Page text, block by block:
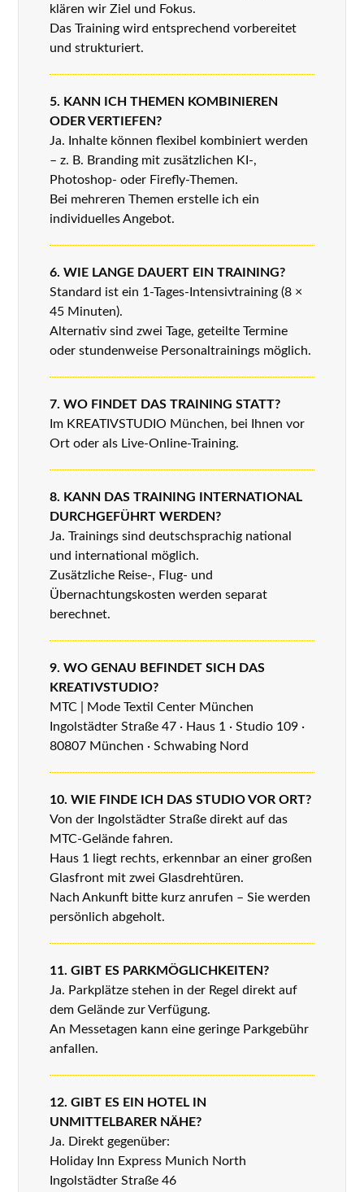
klären wir Ziel und Fokus.
Das Training wird entsprechend vorbereitet
und strukturiert.
5. KANN ICH THEMEN KOMBINIEREN
ODER VERTIEFEN?
Ja. Inhalte können flexibel kombiniert werden
– z. B. Branding mit zusätzlichen KI-,
Photoshop- oder Firefly-Themen.
Bei mehreren Themen erstelle ich ein
individuelles Angebot.
6. WIE LANGE DAUERT EIN TRAINING?
Standard ist ein 1-Tages-Intensivtraining (8 ×
45 Minuten).
Alternativ sind zwei Tage, geteilte Termine
oder stundenweise Personaltrainings möglich.
7. WO FINDET DAS TRAINING STATT?
Im KREATIVSTUDIO München, bei Ihnen vor
Ort oder als Live-Online-Training.
8. KANN DAS TRAINING INTERNATIONAL
DURCHGEFÜHRT WERDEN?
Ja. Trainings sind deutschsprachig national
und international möglich.
Zusätzliche Reise-, Flug- und
Übernachtungskosten werden separat
berechnet.
9. WO GENAU BEFINDET SICH DAS
KREATIVSTUDIO?
MTC | Mode Textil Center München
Ingolstädter Straße 47 · Haus 1 · Studio 109 ·
80807 München · Schwabing Nord
10. WIE FINDE ICH DAS STUDIO VOR ORT?
Von der Ingolstädter Straße direkt auf das
MTC-Gelände fahren.
Haus 1 liegt rechts, erkennbar an einer großen
Glasfront mit zwei Glasdrehtüren.
Nach Ankunft bitte kurz anrufen – Sie werden
persönlich abgeholt.
11. GIBT ES PARKMÖGLICHKEITEN?
Ja. Parkplätze stehen in der Regel direkt auf
dem Gelände zur Verfügung.
An Messetagen kann eine geringe Parkgebühr
anfallen.
12. GIBT ES EIN HOTEL IN
UNMITTELBARER NÄHE?
Ja. Direkt gegenüber:
Holiday Inn Express Munich North
Ingolstädter Straße 46